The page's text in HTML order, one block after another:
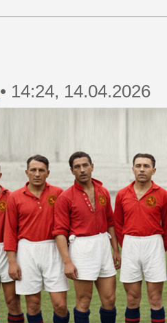
• 14:24, 14.04.2026